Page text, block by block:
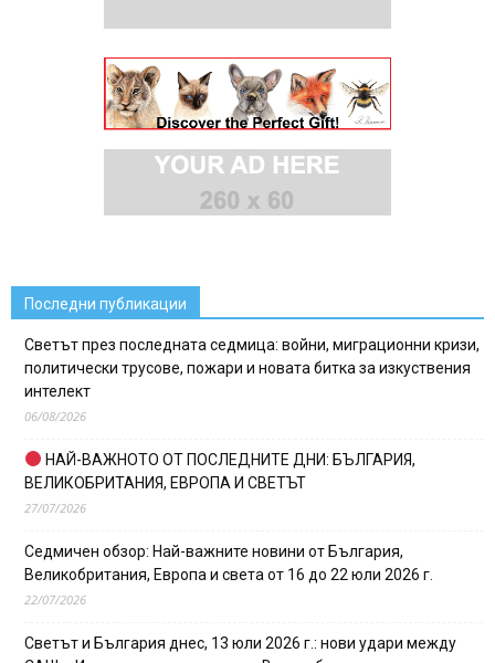
Последни публикации
Светът през последната седмица: войни, миграционни кризи,
политически трусове, пожари и новата битка за изкуствения
интелект
06/08/2026
НАЙ-ВАЖНОТО ОТ ПОСЛЕДНИТЕ ДНИ: БЪЛГАРИЯ,
ВЕЛИКОБРИТАНИЯ, ЕВРОПА И СВЕТЪТ
27/07/2026
Седмичен обзор: Най-важните новини от България,
Великобритания, Европа и света от 16 до 22 юли 2026 г.
22/07/2026
Светът и България днес, 13 юли 2026 г.: нови удари между